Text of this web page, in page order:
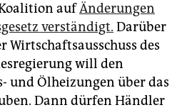
aufÄnderungen
verständigt. Darüber
des
will den
und Ölheizungen über das
Dann dürfen Händler